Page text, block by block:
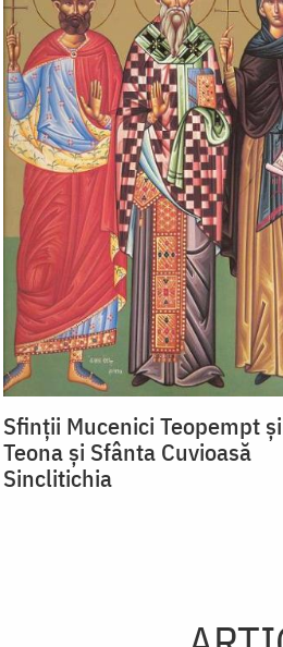
Sfinții Mucenici Teopempt și
Teona și Sfânta Cuvioasă
Sinclitichia